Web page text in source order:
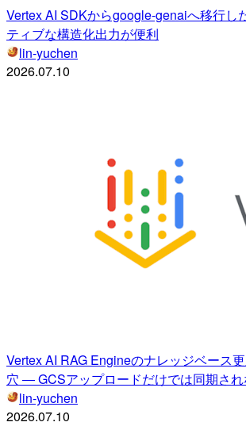
Vertex AI SDKからgoogle-genaiへ移行し
ティブな構造化出力が便利
lin-yuchen
2026.07.10
Vertex AI RAG Engineのナレッジベース
穴 ― GCSアップロードだけでは同期され
lin-yuchen
2026.07.10